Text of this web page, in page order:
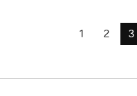
1 2 3